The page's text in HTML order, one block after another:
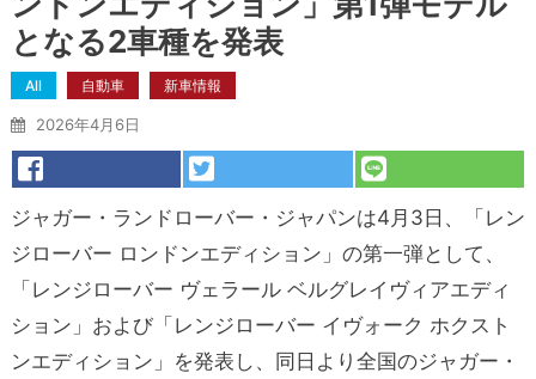
となる2車種を発表
All 自動車 新車情報
2026年4月6日
ジャガー・ランドローバー・ジャパンは4月3日、「レン
ジローバー ロンドンエディション」の第一弾として、
「レンジローバー ヴェラール ベルグレイヴィアエディ
ション」および「レンジローバー イヴォーク ホクスト
ンエディション」を発表し、同日より全国のジャガー・